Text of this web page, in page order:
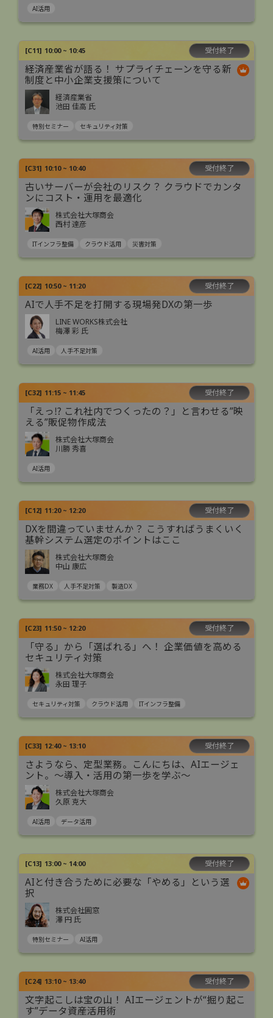
AI活用
[C11] 10:00 ~ 10:45 受付終了
経済産業省が語る！ サプライチェーンを守る新
制度と中小企業支援策について
経済産業省
池田 佳高 氏
特別セミナー セキュリティ対策
[C31] 10:10 ~ 10:40 受付終了
古いサーバーが会社のリスク？ クラウドでカンタ
ンにコスト・運用を最適化
株式会社大塚商会
西村 達彦
ITインフラ整備 クラウド活用 災害対策
[C22] 10:50 ~ 11:20 受付終了
AIで人手不足を打開する現場発DXの第一歩
LINE WORKS株式会社
梅澤 彩 氏
AI活用 人手不足対策
[C32] 11:15 ~ 11:45 受付終了
「えっ⁉ これ社内でつくったの？」と言わせる”映
える”販促物作成法
株式会社大塚商会
川勝 秀喜
AI活用
[C12] 11:20 ~ 12:20 受付終了
DXを間違っていませんか？ こうすればうまくいく
基幹システム選定のポイントはここ
株式会社大塚商会
中山 康広
業務DX 人手不足対策 製造DX
[C23] 11:50 ~ 12:20 受付終了
「守る」から「選ばれる」へ！ 企業価値を高める
セキュリティ対策
株式会社大塚商会
永田 理子
セキュリティ対策 クラウド活用 ITインフラ整備
[C33] 12:40 ~ 13:10 受付終了
さようなら、定型業務。こんにちは、AIエージェ
ント。〜導入・活用の第一歩を学ぶ〜
株式会社大塚商会
久原 克大
AI活用 データ活用
[C13] 13:00 ~ 14:00 受付終了
AIと付き合うために必要な「やめる」という選
択
株式会社圓窓
澤 円 氏
特別セミナー AI活用
[C24] 13:10 ~ 13:40 受付終了
文字起こしは宝の山！ AIエージェントが“掘り起こ
す”データ資産活用術